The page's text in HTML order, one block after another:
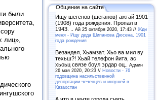
были
лиц»,
Общение на сайте
Ищу шегенов (шеганов) ажтай 1901
(1908) года рождения. Пропал в
1943. .. Ай 25 октября 2020, 17:43 // Жди
меня - Ищу деда Шипанова Дюсена, 1901
года рождения
Везандел, Хьамзат. Хьо ва мил ву
техьш?! Хьай телефон йита, ас
хьоьц связе боул эрдар оц.. Админ
26 мая 2020, 20:23 // Новости - 76
годовщина насильственной
депортации чеченцев и ингушей в
Казахстан